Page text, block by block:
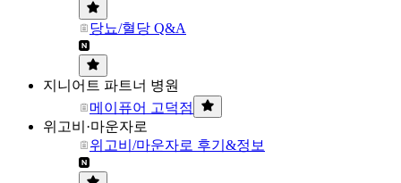
당뇨/혈당 Q&A
지니어트 파트너 병원
메이퓨어 고덕점
위고비·마운자로
위고비/마운자로 후기&정보